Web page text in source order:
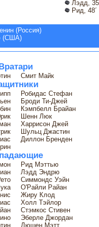
Лэдд,
Рид, 48´
(Россия)
(США)
Смит Майк
Робидас Стефан
Броди Ти-Джей
Кэмпбелл Брайан
Шенн Люк
Харрисон Джей
Шульц Джастин
Диллон Бренден
Рид Мэттью
Лэдд Эндрю
Симмондс Уэйн
О'Райли Райан
Жиру Клод
Холл Тэйлор
Стэмкос Стивен
Эберле Джордан
Дюшен Мэтт